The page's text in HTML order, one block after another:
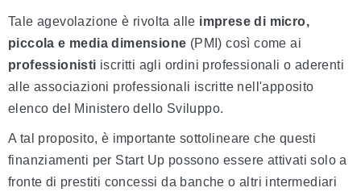
Tale agevolazione è rivolta alle imprese di micro,
piccola e media dimensione (PMI) così come ai
professionisti iscritti agli ordini professionali o aderenti
alle associazioni professionali iscritte nell'apposito
elenco del Ministero dello Sviluppo.
A tal proposito, è importante sottolineare che questi
finanziamenti per Start Up possono essere attivati solo a
fronte di prestiti concessi da banche o altri intermediari